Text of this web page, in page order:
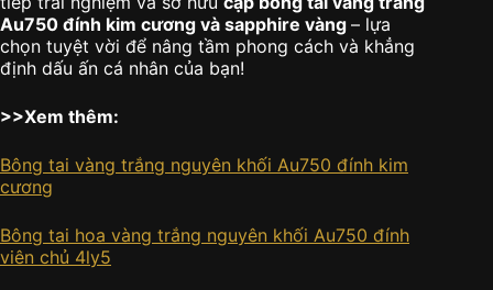
Au750 đính kim cương và sapphire vàng – lựa
chọn tuyệt vời để nâng tầm phong cách và khẳng
định dấu ấn cá nhân của bạn!
>>Xem thêm:
Bông tai vàng trắng nguyên khối Au750 đính kim
cương
Bông tai hoa vàng trắng nguyên khối Au750 đính
viên chủ 4ly5